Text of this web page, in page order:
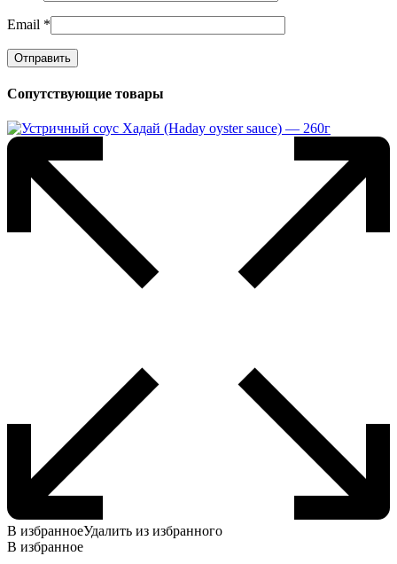
Email *
Сопутствующие товары
В избранноеУдалить из избранного
В избранное